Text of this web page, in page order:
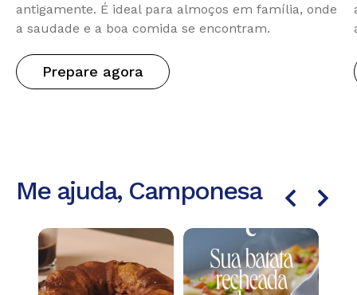
antigamente. É ideal para almoços em família, onde
a saudade e a boa comida se encontram.
Prepare agora
Me ajuda, Camponesa